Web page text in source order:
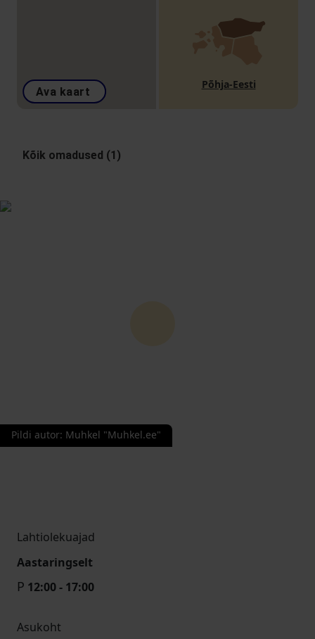
Ava kaart
Põhja-Eesti
Kõik omadused (1)
Pildi autor: Muhkel "Muhkel.ee"
Lahtiolekuajad
Aastaringselt
P 12:00 - 17:00
Asukoht